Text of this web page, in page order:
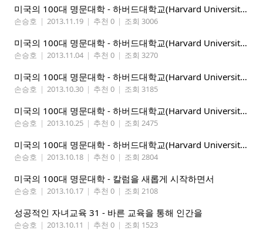
미국의 100대 명문대학 - 하버드대학교(Harvard University) 5 of 6
손승호 | 2013.11.19 | 추천 0 | 조회 3006
미국의 100대 명문대학 - 하버드대학교(Harvard University) 4 of 6
손승호 | 2013.11.04 | 추천 0 | 조회 3270
미국의 100대 명문대학 - 하버드대학교(Harvard University) 3 of 6
손승호 | 2013.10.30 | 추천 0 | 조회 3185
미국의 100대 명문대학 - 하버드대학교(Harvard University) 2 of 6
손승호 | 2013.10.25 | 추천 0 | 조회 2475
미국의 100대 명문대학 - 하버드대학교(Harvard University) 1 of 6
손승호 | 2013.10.18 | 추천 0 | 조회 2804
미국의 100대 명문대학 - 칼럼을 새롭게 시작하면서
손승호 | 2013.10.17 | 추천 0 | 조회 2108
성공적인 자녀교육 31 - 바른 교육을 통해 인간을
손승호 | 2013.10.11 | 추천 0 | 조회 1523